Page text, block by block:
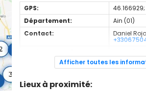
GPS:
Département:
Ain (01)
Contact:
Daniel
Géré par l'AAPPMA AUPRA
Afficher toutes les
Lieux à proximité: